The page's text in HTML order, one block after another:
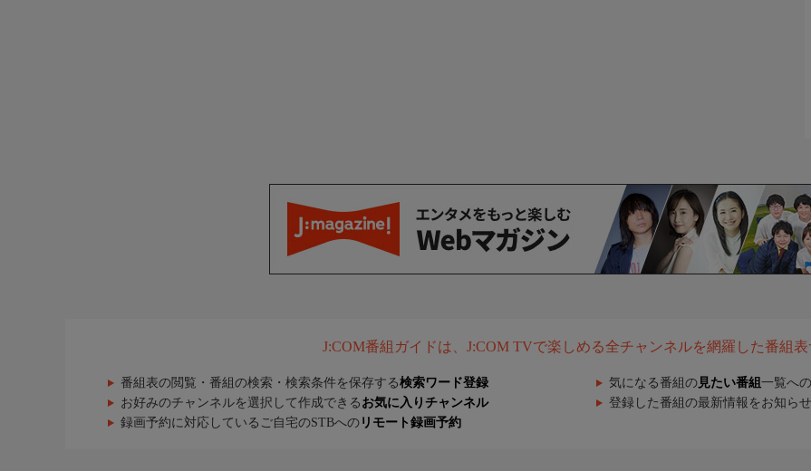
J:COM番組ガイドは、J:COM TVで楽しめる全チャンネルを網羅した番組表
番組表の閲覧・番組の検索・検索条件を保存する検索ワード登録 気になる番組の 見たい番組 一覧へ
お好みのチャンネルを選択して作成できる お気に入りチャンネル 登録した番組の最新情報をお知ら
録画予約に対応しているご自宅のSTBへの リモート録画予約